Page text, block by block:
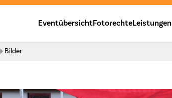
EventübersichtFotorechteLeistungen
Bilder